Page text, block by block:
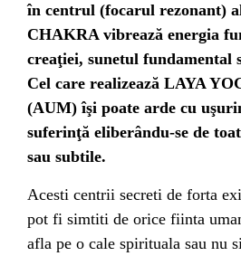
în centrul (focarul rezonant)
CHAKRA vibrează energia
creaţiei, sunetul
Cel care realizează LAYA
(AUM) îşi poate arde cu
suferinţă eliberându-se de
sau subtile.
Acesti centrii secreti de forta
pot fi simtiti de orice fiinta
afla pe o cale spirituala sau nu